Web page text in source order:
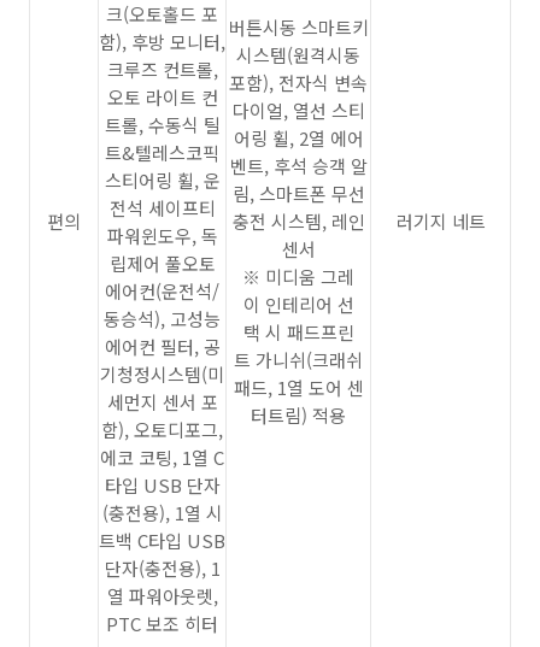
편의
크(오토홀드 포
함), 후방 모니터,
크루즈 컨트롤,
오토 라이트 컨
트롤, 수동식 틸
트&텔레스코픽
스티어링 휠, 운
전석 세이프티
파워윈도우, 독
립제어 풀오토
에어컨(운전석/
동승석), 고성능
에어컨 필터, 공
기청정시스템(미
세먼지 센서 포
함), 오토디포그,
에코 코팅, 1열 C
타입 USB 단자
(충전용), 1열 시
트백 C타입 USB
단자(충전용), 1
열 파워아웃렛,
PTC 보조 히터
버튼시동 스마트키
시스템(원격시동
포함), 전자식 변속
다이얼, 열선 스티
어링 휠, 2열 에어
벤트, 후석 승객 알
림, 스마트폰 무선
충전 시스템, 레인
센서
※ 미디움 그레
이 인테리어 선
택 시 패드프린
트 가니쉬(크래쉬
패드, 1열 도어 센
터트림) 적용
러기지 네트